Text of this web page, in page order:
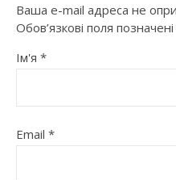
Ваша e-mail адреса не
Обов’язкові поля позначені
Ім'я *
Email *